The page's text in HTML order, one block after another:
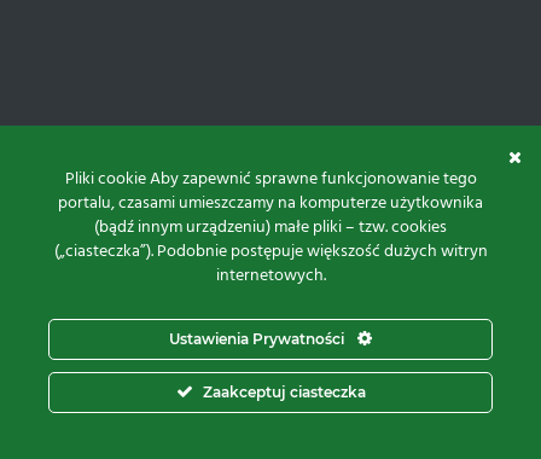
Projekt i realizacja:
© 2026 Proxima Electronics
Pliki cookie Aby zapewnić sprawne funkcjonowanie tego
portalu, czasami umieszczamy na komputerze użytkownika
(bądź innym urządzeniu) małe pliki – tzw. cookies
(„ciasteczka”). Podobnie postępuje większość dużych witryn
internetowych.
Zaakceptuj ciasteczka
Ustawienia Prywatności